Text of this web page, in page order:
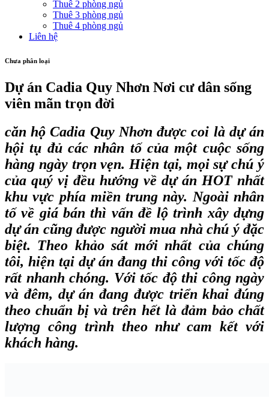
Thuê 2 phòng ngủ
Thuê 3 phòng ngủ
Thuê 4 phòng ngủ
Liên hệ
Chưa phân loại
Dự án Cadia Quy Nhơn Nơi cư dân sống
viên mãn trọn đời
căn hộ Cadia Quy Nhơn được coi là dự án
hội tụ đủ các nhân tố của một cuộc sống
hàng ngày trọn vẹn. Hiện tại, mọi sự chú ý
của quý vị đều hướng về dự án HOT nhất
khu vực phía miền trung này. Ngoài nhân
tố về giá bán thì vấn đề lộ trình xây dựng
dự án cũng được người mua nhà chú ý đặc
biệt. Theo khảo sát mới nhất của chúng
tôi, hiện tại dự án đang thi công với tốc độ
rất nhanh chóng. Với tốc độ thi công ngày
và đêm, dự án đang được triển khai đúng
theo chuẩn bị và trên hết là đảm bảo chất
lượng công trình theo như cam kết với
khách hàng.